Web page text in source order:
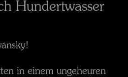
Hundertwasser
in einem ungeheuren